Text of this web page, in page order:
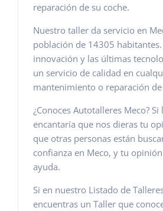
reparación de su coche.
Nuestro taller da servicio en
población de 14305
innovación y las últimas
un servicio de calidad en
mantenimiento o reparación de
¿Conoces Autotalleres Meco?
encantaría que nos dieras tu
que otras personas están
confianza en Meco, y tu
ayuda.
Si en nuestro Listado de
encuentras un Taller que